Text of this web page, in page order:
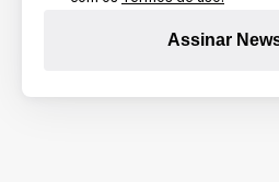
Assinar